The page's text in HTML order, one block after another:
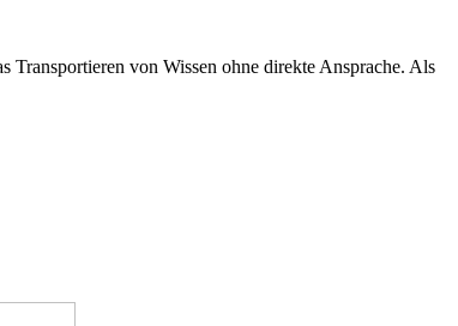
Transportieren von Wissen ohne direkte Ansprache. Als